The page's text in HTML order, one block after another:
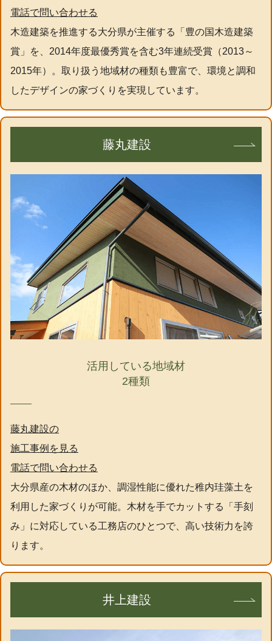
電話で問い合わせる
木造建築を推進する大分県が主催する「豊の国木造建築
賞」を、2014年度最優秀賞を含む3年連続受賞（2013～
2015年）。取り扱う地域材の種類も豊富で、環境と調和
したデザインの家づくりを実現しています。
藤丸建設
活用している地域材
2種類
藤丸建設の
施工事例を見る
電話で問い合わせる
大分県産の木材のほか、調湿性能に優れた稚内珪藻土を
利用した家づくりが可能。木材を手でカットする「手刻
み」に対応している工務店のひとつで、高い技術力を誇
ります。
井上建設